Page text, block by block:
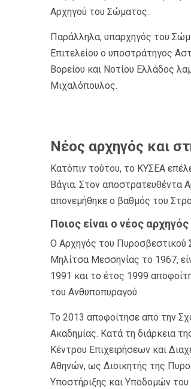
Αρχηγού του Σώματος.
Παράλληλα, υπαρχηγός του
Επιτελείου ο υποστράτηγος
Βορείου και Νοτίου Ελλάδος
Μιχαλόπουλος.
Νέος αρχηγός και
Κατόπιν τούτου, το ΚΥΣΕΑ
Βάγια. Στον αποστρατευθέντα
απονεμήθηκε ο βαθμός του
Ποιος είναι ο νέος
Ο Αρχηγός του Πυροσβεστικού
Μηλίτσα Μεσσηνίας το 1967,
1991 και το έτος 1999
του Ανθυποπυραγού.
Το 2013 αποφοίτησε από την
Ακαδημίας. Κατά τη διάρκεια
Κέντρου Επιχειρήσεων και
Αθηνών, ως Διοικητής της
Υποστήριξης και Υποδομών